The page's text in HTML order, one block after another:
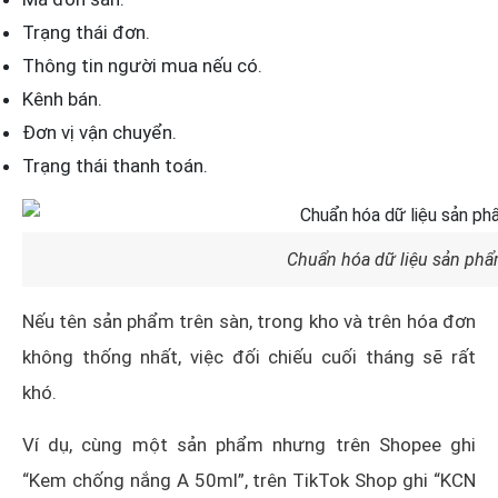
Trạng thái đơn.
Thông tin người mua nếu có.
Kênh bán.
Đơn vị vận chuyển.
Trạng thái thanh toán.
Chuẩn hóa dữ liệu sản
Nếu tên sản phẩm trên sàn, trong kho và trên hóa đơn
không thống nhất, việc đối chiếu cuối tháng sẽ rất
khó.
Ví dụ, cùng một sản phẩm nhưng trên Shopee ghi
“Kem chống nắng A 50ml”, trên TikTok Shop ghi “KCN